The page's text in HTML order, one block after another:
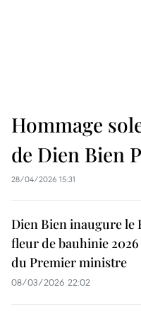
Hommage
de Dien Bien
28/04/2026 15:31
Dien Bien inaugure le
fleur de bauhinie
du Premier ministre
08/03/2026 22:02